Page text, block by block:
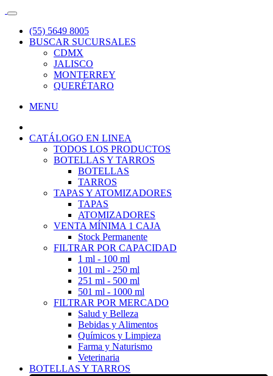
(55) 5649 8005
BUSCAR SUCURSALES
CDMX
JALISCO
MONTERREY
QUERÉTARO
MENU
CATÁLOGO EN LINEA
TODOS LOS PRODUCTOS
BOTELLAS Y TARROS
BOTELLAS
TARROS
TAPAS Y ATOMIZADORES
TAPAS
ATOMIZADORES
VENTA MÍNIMA 1 CAJA
Stock Permanente
FILTRAR POR CAPACIDAD
1 ml - 100 ml
101 ml - 250 ml
251 ml - 500 ml
501 ml - 1000 ml
FILTRAR POR MERCADO
Salud y Belleza
Bebidas y Alimentos
Químicos y Limpieza
Farma y Naturismo
Veterinaria
BOTELLAS Y TARROS